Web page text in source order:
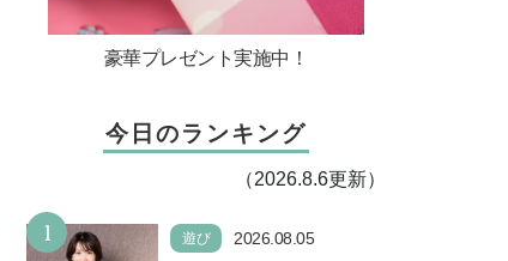
豪華プレゼント実施中！
今日のランキング
（2026.8.6更新）
1 遊び
2026.08.05